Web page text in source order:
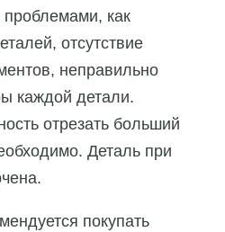
проблемами, как
отсутствие
неправильно
каждой детали.
отрезать больший
Деталь при
покупать